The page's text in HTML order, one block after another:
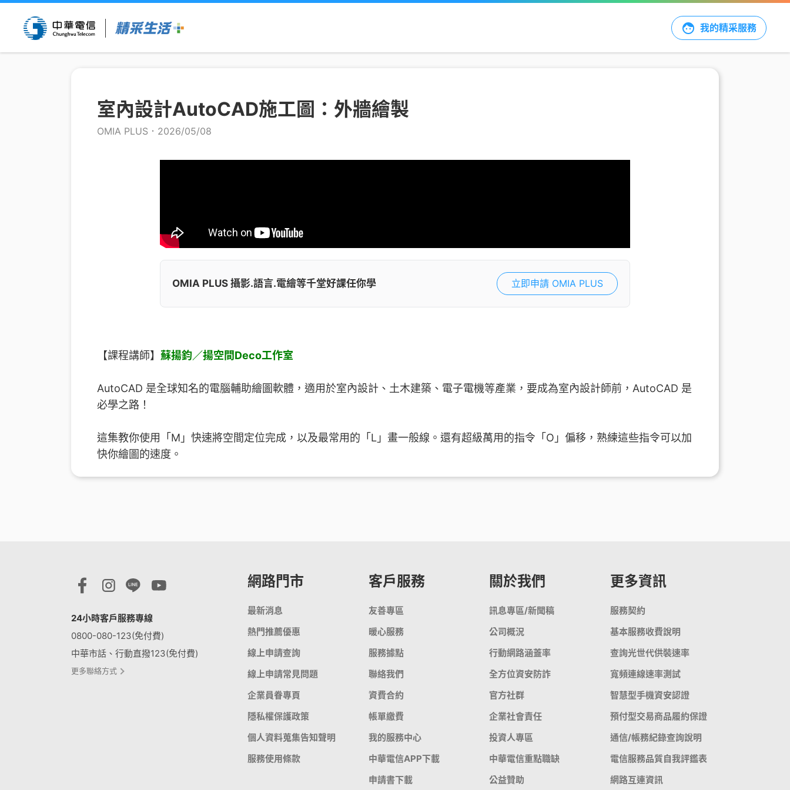
我的精采服務
室內設計AutoCAD施工圖：外牆繪製
OMIA PLUS ．2026/05/08
OMIA PLUS 攝影.語言.電繪等千堂好課任你學 立即申請 OMIA PLUS
【課程講師】 蘇揚鈞／揚空間Deco工作室
AutoCAD 是全球知名的電腦輔助繪圖軟體，適用於室內設計、土木建築、電子電機等產業，要成為室內設計師前，AutoCAD 是
必學之路！
這集教你使用「M」快速將空間定位完成，以及最常用的「L」畫一般線。還有超級萬用的指令「O」偏移，熟練這些指令可以加
快你繪圖的速度。
24小時客戶服務專線
0800-080-123(免付費)
中華市話、行動直撥123(免付費)
更多聯絡方式
網路門市
最新消息
熱門推薦優惠
線上申請查詢
線上申請常見問題
企業員眷專頁
隱私權保護政策
個人資料蒐集告知聲明
服務使用條款
客戶服務
友善專區
暖心服務
服務據點
聯絡我們
資費合約
帳單繳費
我的服務中心
中華電信APP下載
申請書下載
關於我們
訊息專區/新聞稿
公司概況
行動網路涵蓋率
全方位資安防詐
官方社群
企業社會責任
投資人專區
中華電信重點職缺
公益贊助
更多資訊
服務契約
基本服務收費說明
查詢光世代供裝速率
寬頻連線速率測試
智慧型手機資安認證
預付型交易商品履約保證
通信/帳務紀錄查詢說明
電信服務品質自我評鑑表
網路互連資訊